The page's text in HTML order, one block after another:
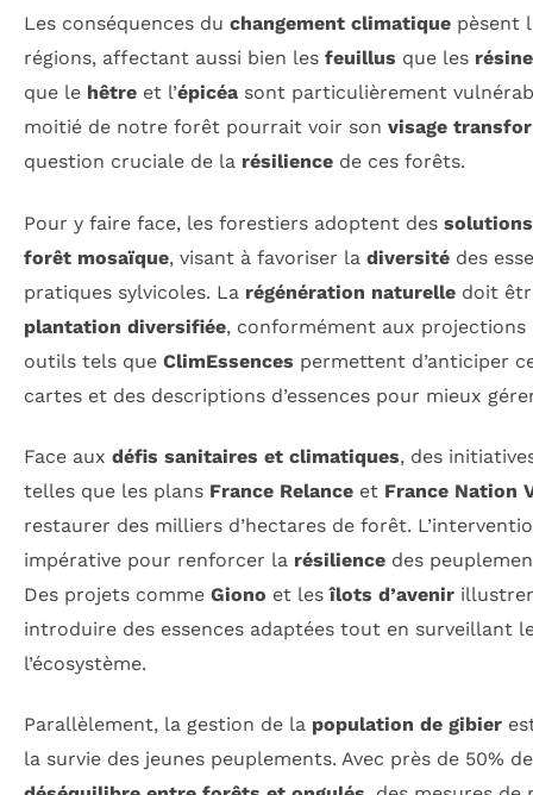
Les conséquences du changement climatique pèsent
régions, affectant aussi bien les feuillus que les
que le hêtre et l’épicéa sont particulièrement
moitié de notre forêt pourrait voir son visage
question cruciale de la résilience de ces forêts.
Pour y faire face, les forestiers adoptent des
forêt mosaïque, visant à favoriser la diversité des
pratiques sylvicoles. La régénération naturelle doit
plantation diversifiée, conformément aux
outils tels que ClimEssences permettent d’anticiper
cartes et des descriptions d’essences pour mieux
Face aux défis sanitaires et climatiques, des
telles que les plans France Relance et France Nation
restaurer des milliers d’hectares de forêt.
impérative pour renforcer la résilience des
Des projets comme Giono et lesîlots d’avenir
introduire des essences adaptées tout en surveillant
l’écosystème.
Parallèlement, la gestion de la population de gibier
la survie des jeunes peuplements. Avec près de 50%